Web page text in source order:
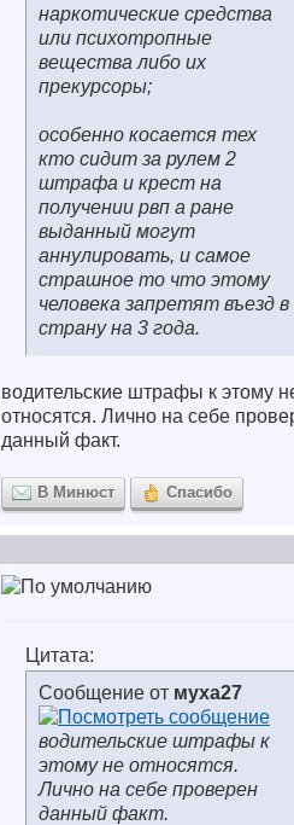
наркотические средства
или психотропные
вещества либо их
прекурсоры;
особенно косается тех
кто сидит за рулем 2
штрафа и крест на
получении рвп а ране
выданный могут
аннулировать, и самое
страшное то что этому
человека запретят въезд в
страну на 3 года.
водительские штрафы к этому
относятся. Лично на себе
данный факт.
В Минюст Спасибо
Цитата:
Сообщение от муха27
водительские штрафы к
этому не относятся.
Лично на себе проверен
данный факт.